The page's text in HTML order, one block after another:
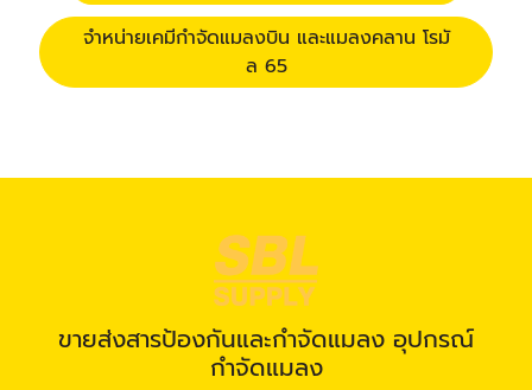
จำหน่ายเคมีกำจัดแมลงบิน และแมลงคลาน โรมั
ล 65
ขายส่งสารป้องกันและกำจัดแมลง อุปกรณ์
กำจัดแมลง